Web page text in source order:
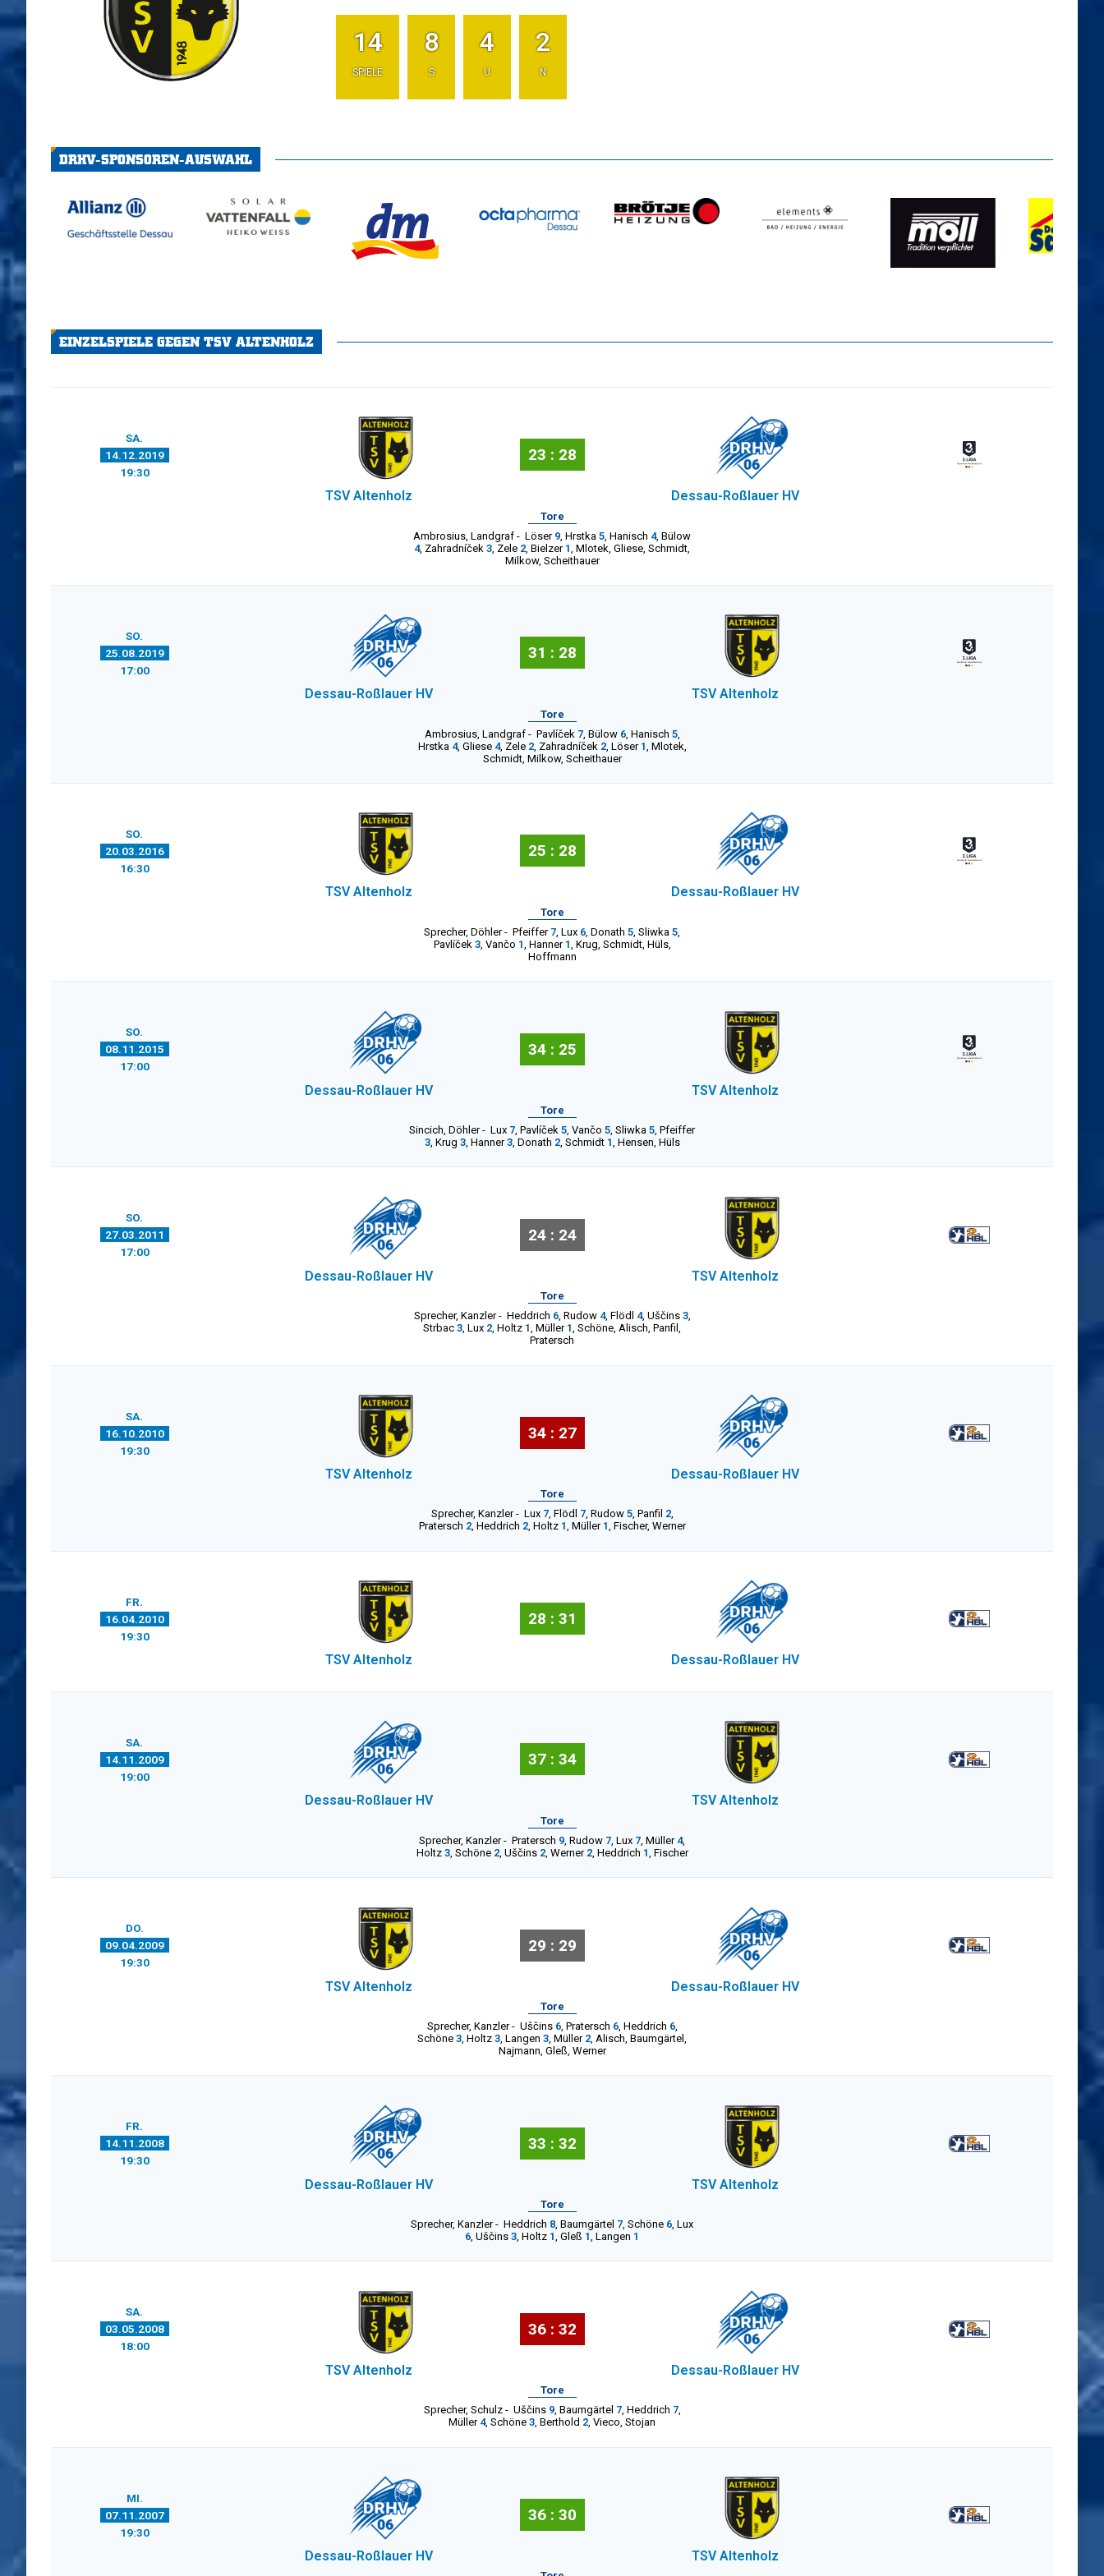
14
SPIELE
8
S
4
U
2
N
DRHV-SPONSOREN-AUSWAHL
EINZELSPIELE GEGEN TSV ALTENHOLZ
SA.
14.12.2019
19:30
TSV Altenholz
23 : 28
Dessau-Roßlauer HV
Tore
Ambrosius Landgraf - Löser 9 Hrstka 5 Hanisch 4, Bülow
4, Zahradníček 3 Zele 2 Bielzer 1 Mlotek Gliese Schmidt
Milkow, Scheithauer
SO.
25.08.2019
17:00
Dessau-Roßlauer HV
31 : 28
TSV Altenholz
Tore
Ambrosius, Landgraf- Pavlíček 7, Bülow 6, Hanisch 5,
Hrstka 4, Gliese 4, Zele 2, Zahradníček 2, Löser 1 Mlotek
Schmidt, Milkow, Scheithauer
SO.
20.03.2016
16:30
TSV Altenholz
25 : 28
Dessau-Roßlauer HV
Tore
Sprecher, Döhler- Pfeiffer 7 Lux 6 Donath 5 Sliwka 5
Pavlíček 3, Vančo 1 Hanner 1 Krug Schmidt, Hüls,
Hoffmann
SO.
08.11.2015
17:00
Dessau-Roßlauer HV
34 : 25
TSV Altenholz
Tore
Sincich, Döhler- Lux 7, Pavlíček 5, Vančo 5, Sliwka 5, Pfeiffer
3, Krug 3, Hanner 3, Donath 2, Schmidt 1, Hensen, Hüls
SO.
27.03.2011
17:00
Dessau-Roßlauer HV
24 : 24
TSV Altenholz
Tore
Sprecher, Kanzler- Heddrich 6, Rudow 4, Flödl 4, Uščins 3,
Strbac 3, Lux 2, Holtz 1, Müller 1, Schöne, Alisch, Panfil ,
Pratersch
SA.
16.10.2010
19:30
TSV Altenholz
34 : 27
Dessau-Roßlauer HV
Tore
Sprecher, Kanzler- Lux 7, Flödl 7, Rudow 5, Panfil 2,
Pratersch 2, Heddrich 2, Holtz 1, Müller 1, Fischer, Werner
FR.
16.04.2010
19:30
TSV Altenholz
28 : 31
Dessau-Roßlauer HV
SA.
14.11.2009
19:00
Dessau-Roßlauer HV
37 : 34
TSV Altenholz
Tore
Sprecher, Kanzler- Pratersch 9 Rudow 7 Lux 7 Müller 4,
Holtz 3, Schöne 2, Uščins 2, Werner 2, Heddrich 1 Fischer
DO.
09.04.2009
19:30
TSV Altenholz
29 : 29
Dessau-Roßlauer HV
Tore
Sprecher, Kanzler- Uščins 6, Pratersch 6, Heddrich 6,
Schöne 3 Holtz 3 Langen 3 Müller 2 Alisch Baumgärtel
Najmann Gleß Werner
FR.
14.11.2008
19:30
Dessau-Roßlauer HV
33 : 32
TSV Altenholz
Tore
Sprecher, Kanzler- Heddrich 8, Baumgärtel 7, Schöne 6, Lux
6, Uščins 3, Holtz 1, Gleß 1, Langen 1
SA.
03.05.2008
18:00
TSV Altenholz
36 : 32
Dessau-Roßlauer HV
Tore
Sprecher, Schulz- Uščins 9, Baumgärtel 7, Heddrich 7,
Müller 4, Schöne 3, Berthold 2, Vieco, Stojan
MI.
07.11.2007
19:30
Dessau-Roßlauer HV
36 : 30
TSV Altenholz